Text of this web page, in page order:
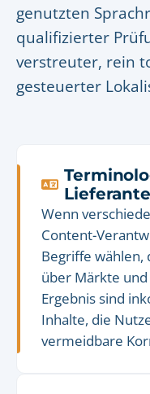
genutzten
qualifizierter
verstreuter, rein
gesteuerter
Wenn
Content-
Begriffe
über Märkte
Ergebnis sind
Inhalte, die
vermeidbare